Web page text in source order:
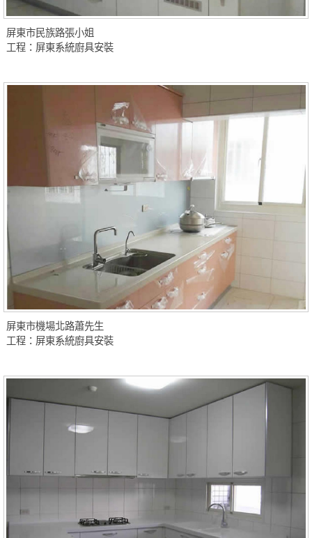
屏東市民族路張小姐
工程：屏東系統廚具安裝
屏東市機場北路蕭先生
工程：屏東系統廚具安裝